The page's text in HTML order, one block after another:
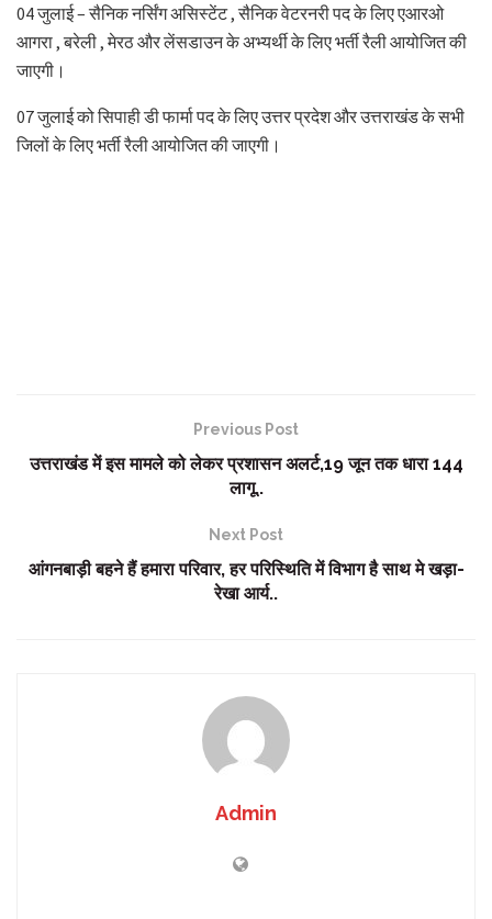
04 जुलाई – सैनिक नर्सिंग असिस्टेंट , सैनिक वेटरनरी पद के लिए एआरओ
आगरा , बरेली , मेरठ और लेंसडाउन के अभ्यर्थी के लिए भर्ती रैली आयोजित की
जाएगी।
07 जुलाई को सिपाही डी फार्मा पद के लिए उत्तर प्रदेश और उत्तराखंड के सभी
जिलों के लिए भर्ती रैली आयोजित की जाएगी।
Previous Post
उत्तराखंड में इस मामले को लेकर प्रशासन अलर्ट,19 जून तक धारा 144
लागू..
Next Post
आंगनबाड़ी बहने हैं हमारा परिवार, हर परिस्थिति में विभाग है साथ मे खड़ा-
रेखा आर्य..
Admin